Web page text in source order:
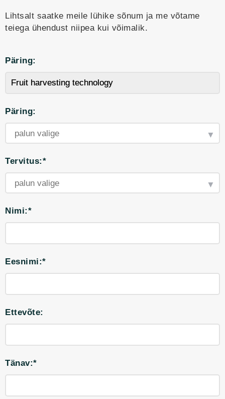
Lihtsalt saatke meile lühike sõnum ja me võtame
teiega ühendust niipea kui võimalik.
Päring:
Päring:
Tervitus:*
Nimi:*
Eesnimi:*
Ettevõte:
Tänav:*